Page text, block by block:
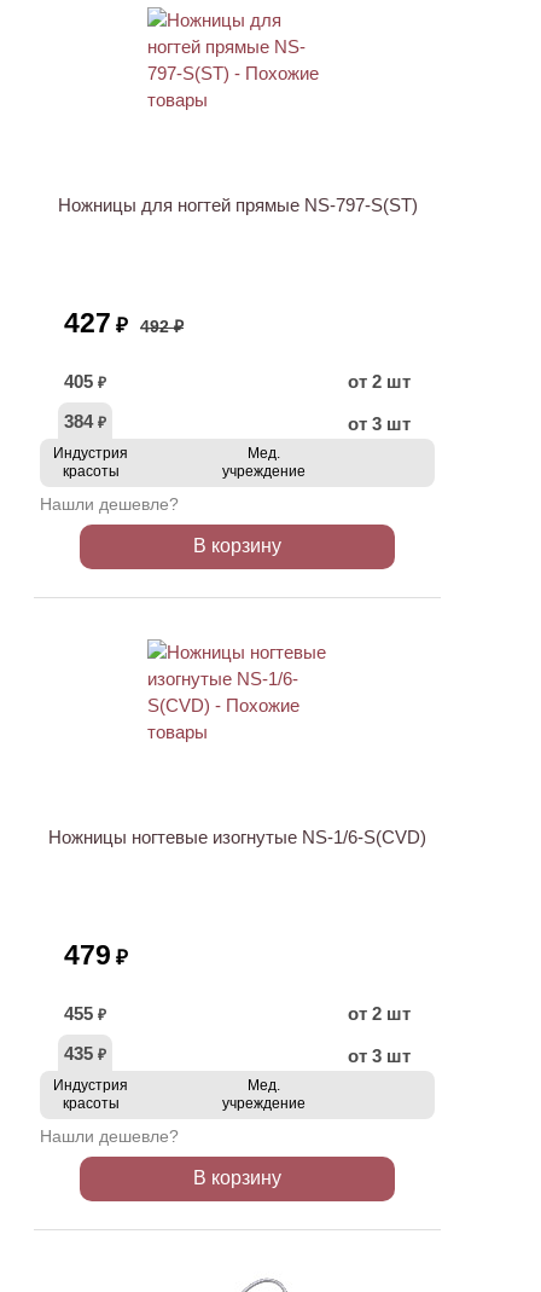
Ножницы для ногтей прямые NS-797-S(ST)
427 ₽ 492 ₽
405 ₽
от 2 шт
384 ₽ от 3 шт
Индустрия
красоты
Мед.
учреждение
Нашли дешевле?
В корзину
Ножницы ногтевые изогнутые NS-1/6-S(CVD)
479 ₽
455 ₽
от 2 шт
435 ₽ от 3 шт
Индустрия
красоты
Мед.
учреждение
Нашли дешевле?
В корзину